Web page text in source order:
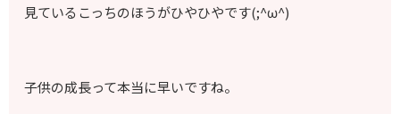
見ているこっちのほうがひやひやです(;^ω^)
子供の成長って本当に早いですね。